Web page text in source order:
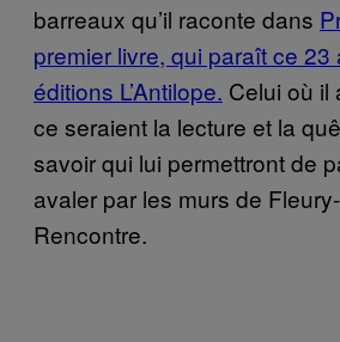
barreaux qu’il raconte dans
premier livre, qui paraît ce 23
éditions L’Antilope. Celui où il
ce seraient la lecture et la
savoir qui lui permettront de
avaler par les murs de
Rencontre.